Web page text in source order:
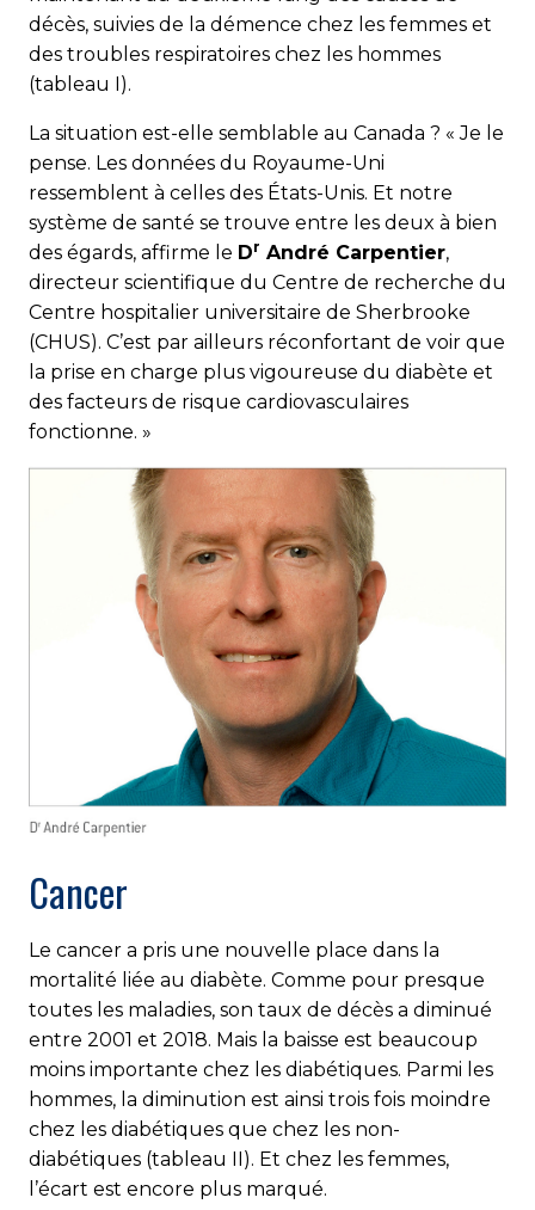
décès, suivies de la démence chez les femmes et
des troubles respiratoires chez les hommes
(tableau I).
La situation est-elle semblable au Canada ? « Je le
pense. Les données du Royaume-Uni
ressemblent à celles des États-Unis. Et notre
système de santé se trouve entre les deux à bien
des égards, affirme le Dr André Carpentier,
directeur scientifique du Centre de recherche du
Centre hospitalier universitaire de Sherbrooke
(CHUS). C’est par ailleurs réconfortant de voir que
la prise en charge plus vigoureuse du diabète et
des facteurs de risque cardiovasculaires
fonctionne. »
Cancer
Le cancer a pris une nouvelle place dans la
mortalité liée au diabète. Comme pour presque
toutes les maladies, son taux de décès a diminué
entre 2001 et 2018. Mais la baisse est beaucoup
moins importante chez les diabétiques. Parmi les
hommes, la diminution est ainsi trois fois moindre
chez les diabétiques que chez les non-
diabétiques (tableau II). Et chez les femmes,
l’écart est encore plus marqué.